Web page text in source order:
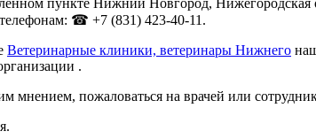
☎ +7 (831) 423-40-11.
Ветеринарные клиники, ветеринары Нижнего
.
мнением, пожаловаться на врачей или